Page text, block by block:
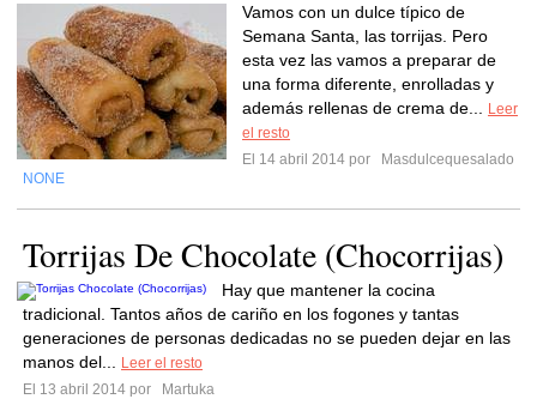
Vamos con un dulce típico de
Semana Santa, las torrijas. Pero
esta vez las vamos a preparar de
una forma diferente, enrolladas y
además rellenas de crema de...
Leer
el resto
El 14 abril 2014 por
Masdulcequesalado
NONE
Torrijas De Chocolate (Chocorrijas)
Hay que mantener la cocina
tradicional. Tantos años de cariño en los fogones y tantas
generaciones de personas dedicadas no se pueden dejar en las
manos del...
Leer el resto
El 13 abril 2014 por
Martuka